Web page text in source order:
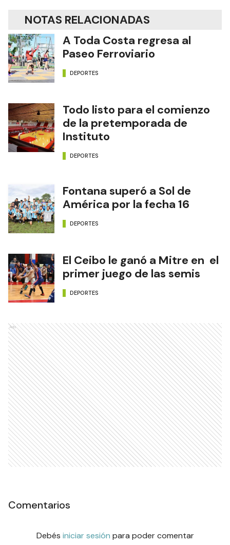
NOTAS RELACIONADAS
A Toda Costa regresa al
Paseo Ferroviario
DEPORTES
Todo listo para el comienzo
de la pretemporada de
Instituto
DEPORTES
Fontana superó a Sol de
América por la fecha 16
DEPORTES
El Ceibo le ganó a Mitre en el
primer juego de las semis
DEPORTES
Ads
Comentarios
Debés iniciar sesión para poder comentar